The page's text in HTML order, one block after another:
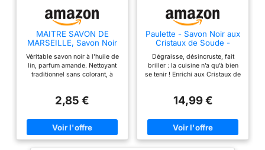
MAITRE SAVON DE
MARSEILLE, Savon Noir
Véritable savon noir à l’huile de
lin, parfum amande. Nettoyant
traditionnel sans colorant, à
protège les sols, tomettes et
convient également pour le
nettoyage des murs, sanitaires,
cuisinières, céramiques 99,4 %
2,85 €
Paulette - Savon Noir aux
Cristaux de Soude -
5L
Dégraisse, désincruste, fait
briller : la cuisine n’a qu’à bien
se tenir ! Enrichi aux Cristaux de
puissant ! Délicatement parfumé
Ecocert : 99.9 % des
ingrédients sont d’origine
naturelle (si ce n’est pas précis,
14,99 €